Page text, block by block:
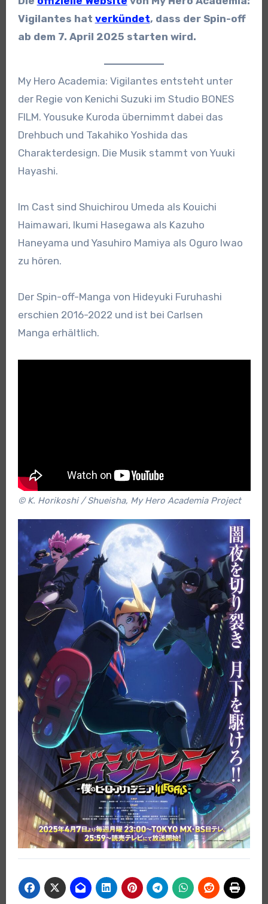
Vigilantes hat verkündet, dass der Spin-off
ab dem 7. April 2025 starten wird.
My Hero Academia: Vigilantes entsteht unter
der Regie von Kenichi Suzuki im Studio BONES
FILM. Yousuke Kuroda übernimmt dabei das
Drehbuch und Takahiko Yoshida das
Charakterdesign. Die Musik stammt von Yuuki
Hayashi.
Im Cast sind Shuichirou Umeda als Kouichi
Haimawari, Ikumi Hasegawa als Kazuho
Haneyama und Yasuhiro Mamiya als Oguro Iwao
zu hören.
Der Spin-off-Manga von Hideyuki Furuhashi
erschien 2016-2022 und ist bei Carlsen
Manga erhältlich.
© K. Horikoshi / Shueisha, My Hero Academia Project